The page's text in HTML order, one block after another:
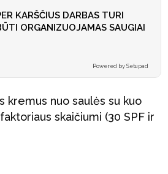
KARŠČIUS DARBAS TURI
ORGANIZUOJAMAS SAUGIAI
Powered by Setupad
kremus nuo saulės su kuo
skaičiumi (30 SPF ir